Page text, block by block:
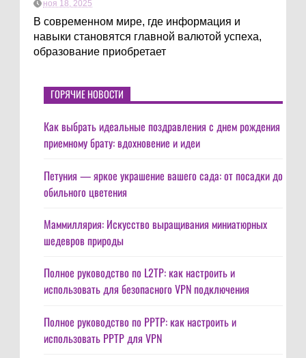
ноя 18, 2025
В современном мире, где информация и
навыки становятся главной валютой успеха,
образование приобретает
ГОРЯЧИЕ НОВОСТИ
Как выбрать идеальные поздравления с днем рождения
приемному брату: вдохновение и идеи
Петуния — яркое украшение вашего сада: от посадки до
обильного цветения
Маммиллярия: Искусство выращивания миниатюрных
шедевров природы
Полное руководство по L2TP: как настроить и
использовать для безопасного VPN подключения
Полное руководство по PPTP: как настроить и
использовать PPTP для VPN